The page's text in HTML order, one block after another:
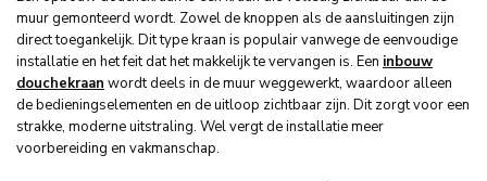
muur gemonteerd wordt. Zowel de knoppen als de aansluitingen zijn
direct toegankelijk. Dit type kraan is populair vanwege de eenvoudige
installatie en het feit dat het makkelijk te vervangen is. Een inbouw
douchekraan wordt deels in de muur weggewerkt, waardoor alleen
de bedieningselementen en de uitloop zichtbaar zijn. Dit zorgt voor een
strakke, moderne uitstraling. Wel vergt de installatie meer
voorbereiding en vakmanschap.